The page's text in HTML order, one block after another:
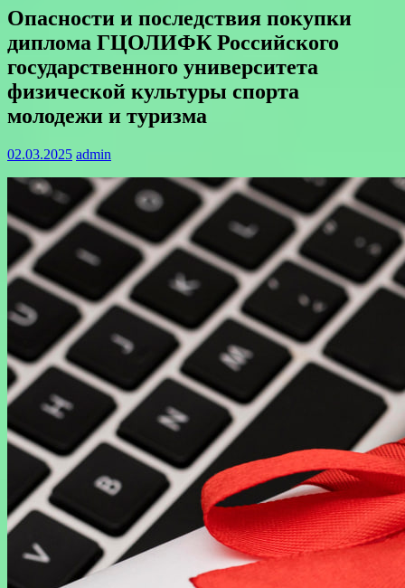
Опасности и последствия покупки
диплома ГЦОЛИФК Российского
государственного университета
физической культуры спорта
молодежи и туризма
02.03.2025 admin